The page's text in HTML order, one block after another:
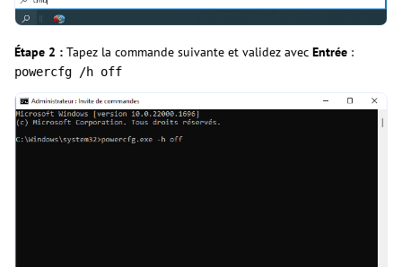
Étape 2 : Tapez la commande suivante et validez avec Entrée :
powercfg /h off